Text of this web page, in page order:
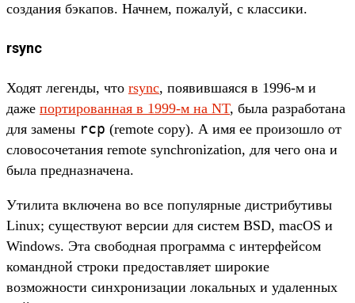
создания бэкапов. Начнем, пожалуй, с классики.
rsync
Ходят легенды, что rsync, появившаяся в 1996-м и
даже портированная в 1999-м на NT, была разработана
для замены rcp (remote copy). А имя ее произошло от
словосочетания remote synchronization, для чего она и
была предназначена.
Утилита включена во все популярные дистрибутивы
Linux; существуют версии для систем BSD, macOS и
Windows. Эта свободная программа с интерфейсом
командной строки предоставляет широкие
возможности синхронизации локальных и удаленных